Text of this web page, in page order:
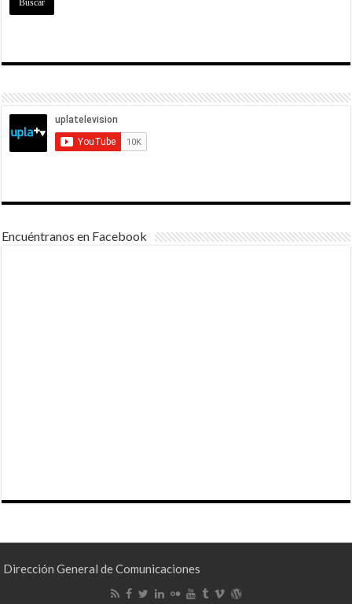
Encuéntranos en Facebook
Dirección General de Comunicaciones